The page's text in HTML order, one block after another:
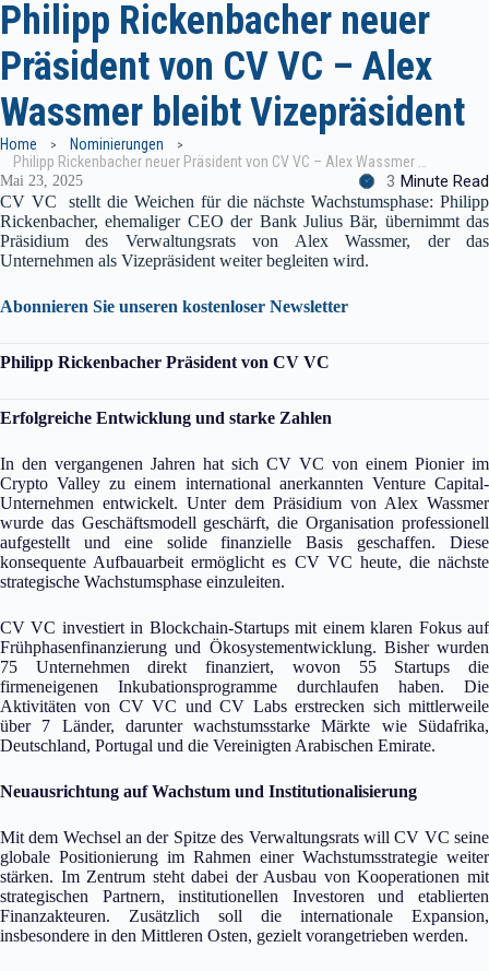
Philipp Rickenbacher neuer
Präsident von CV VC – Alex
Wassmer bleibt Vizepräsident
Home
Nominierungen
Philipp Rickenbacher neuer Präsident von CV VC – Alex Wassmer bleibt Vizepräsident
Mai 23, 2025 3 Minute Read
CV VC stellt die Weichen für die nächste Wachstumsphase: Philipp
Rickenbacher, ehemaliger CEO der Bank Julius Bär, übernimmt das
Präsidium des Verwaltungsrats von Alex Wassmer, der das
Unternehmen als Vizepräsident weiter begleiten wird.
Abonnieren Sie unseren kostenloser Newsletter
Philipp Rickenbacher Präsident von CV VC
Erfolgreiche Entwicklung und starke Zahlen
In den vergangenen Jahren hat sich CV VC von einem Pionier im
Crypto Valley zu einem international anerkannten Venture Capital-
Unternehmen entwickelt. Unter dem Präsidium von Alex Wassmer
wurde das Geschäftsmodell geschärft, die Organisation professionell
aufgestellt und eine solide finanzielle Basis geschaffen. Diese
konsequente Aufbauarbeit ermöglicht es CV VC heute, die nächste
strategische Wachstumsphase einzuleiten.
CV VC investiert in Blockchain-Startups mit einem klaren Fokus auf
Frühphasenfinanzierung und Ökosystementwicklung. Bisher wurden
75 Unternehmen direkt finanziert, wovon 55 Startups die
firmeneigenen Inkubationsprogramme durchlaufen haben. Die
Aktivitäten von CV VC und CV Labs erstrecken sich mittlerweile
über 7 Länder, darunter wachstumsstarke Märkte wie Südafrika,
Deutschland, Portugal und die Vereinigten Arabischen Emirate.
Neuausrichtung auf Wachstum und Institutionalisierung
Mit dem Wechsel an der Spitze des Verwaltungsrats will CV VC seine
globale Positionierung im Rahmen einer Wachstumsstrategie weiter
stärken. Im Zentrum steht dabei der Ausbau von Kooperationen mit
strategischen Partnern, institutionellen Investoren und etablierten
Finanzakteuren. Zusätzlich soll die internationale Expansion,
insbesondere in den Mittleren Osten, gezielt vorangetrieben werden.